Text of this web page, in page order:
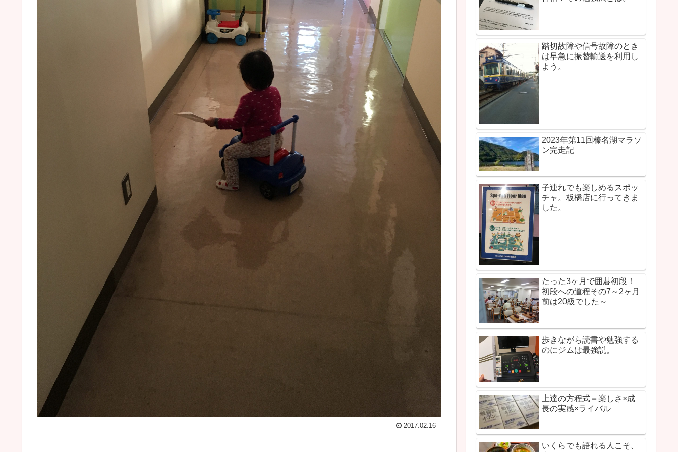
2017.02.16
踏切故障や信号故障のとき
は早急に振替輸送を利用し
よう。
2023年第11回榛名湖マラソ
ン完走記
子連れでも楽しめるスポッ
チャ。板橋店に行ってきま
した。
たった3ヶ月で囲碁初段！
初段への道程その7～2ヶ月
前は20級でした～
歩きながら読書や勉強する
のにジムは最強説。
上達の方程式＝楽しさ×成
長の実感×ライバル
いくらでも語れる人こそ、